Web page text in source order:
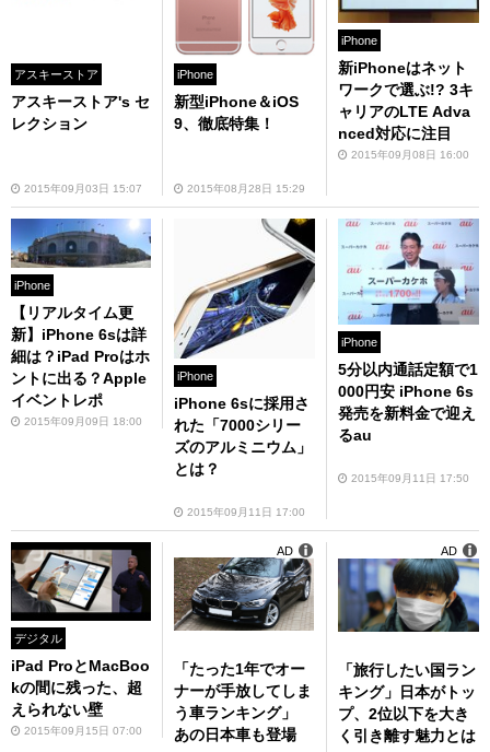
アスキーストア
アスキーストア's セ
レクション
2015年09月03日 15:07
iPhone
新型iPhone＆iOS
9、徹底特集！
2015年08月28日 15:29
iPhone
新iPhoneはネット
ワークで選ぶ!? 3キ
ャリアのLTE Adva
nced対応に注目
2015年09月08日 16:00
iPhone
【リアルタイム更
新】iPhone 6sは詳
細は？iPad Proはホ
ントに出る？Apple
イベントレポ
2015年09月09日 18:00
iPhone
iPhone 6sに採用さ
れた「7000シリー
ズのアルミニウム」
とは？
2015年09月11日 17:00
iPhone
5分以内通話定額で1
000円安 iPhone 6s
発売を新料金で迎え
るau
2015年09月11日 17:50
デジタル
iPad ProとMacBoo
kの間に残った、超
えられない壁
2015年09月15日 07:00
「たった1年でオー
ナーが手放してしま
う車ランキング」
あの日本車も登場
AD
「旅行したい国ラン
キング」日本がトッ
プ、2位以下を大き
く引き離す魅力とは
AD